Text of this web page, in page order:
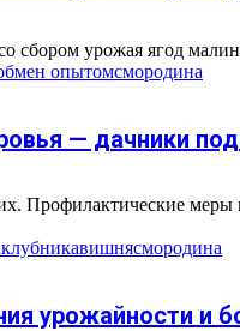
сбором урожая ягод
опытомсмородина
— дачники
Профилактические
клубникавишнясмородина
урожайности и